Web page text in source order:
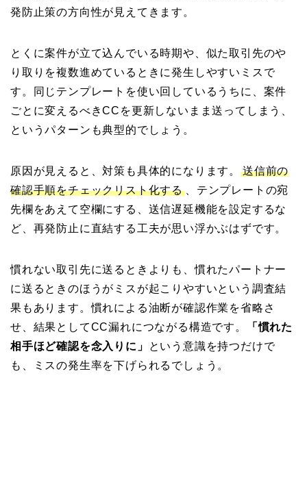
発防止策の方向性が見えてきます。
とくに案件が立て込んでいる時期や、似た取引先のや
り取りを複数進めているときに発生しやすいミスで
す。同じテンプレートを使い回しているうちに、案件
ごとに変えるべきCCを更新しないまま送ってしまう、
というパターンも典型的でしょう。
原因が見えると、対策も具体的になります。
送信前の
確認手順をチェックリスト化する 、テンプレートの宛
先欄をあえて空欄にする、送信遅延機能を設定するな
ど、再発防止に直結する工夫が思い浮かぶはずです。
慣れない取引先に送るときよりも、慣れたパートナー
に送るときのほうがミスが起こりやすいという調査結
果もあります。慣れによる油断が確認作業を省略さ
せ、結果としてCC漏れにつながる構造です。
「慣れた
相手ほど確認を念入りに」
という意識を持つだけで
も、ミスの発生率を下げられるでしょう。